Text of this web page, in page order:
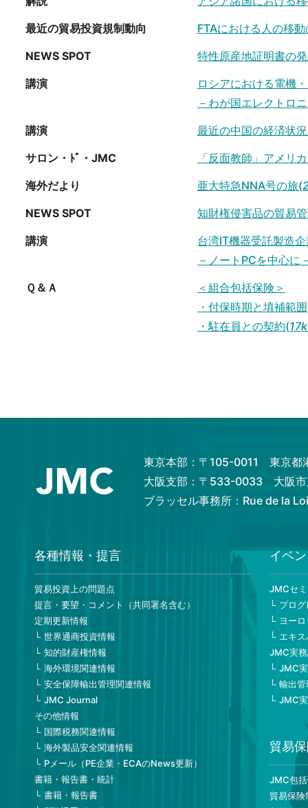
最近の貿易投資規制動向
FTAにおける人の移
NEWS SPOT
特性原産地証明書の
講演
ロシアにおける電機
－わが国エレクトロ
講演
最近の中国の経済状
サロン・ﾄﾞ・JMC
「反面教師」アメリ
海外だより
亜大特急NNA号の旅(
NEWS SPOT
知財権侵害品の貿易
講演
台湾IT機器受託製造
－ノートPCを中心に
Ｑ＆Ａ
＜組合包括保険＞
・付保時期と填補範囲
・駐在員との契約(17k
東京本部：〒105-0011 東京都
大阪支部：〒533-0033 大阪市
ブラッセル事務所：Rue de la
各種情報・提言
貿易投資上の問題点
提言・要望・コメント（共同署名含む）
定期更新情報
世界通商投資情報
知的財産権情報
海外環境関連情報
安全保障輸出管理関連情報
JMC Journal
その他情報
国際税務関連情報
海外製品安全関連情報
Pメール（PE企業・ECAのNews更新）
書籍・報告書・統計
書籍・報告書
イベ
JMCセ
プロ
ヨー
エキ
JMC実
JMC
輸出
JMC
貿易
JMC包
貿易保険